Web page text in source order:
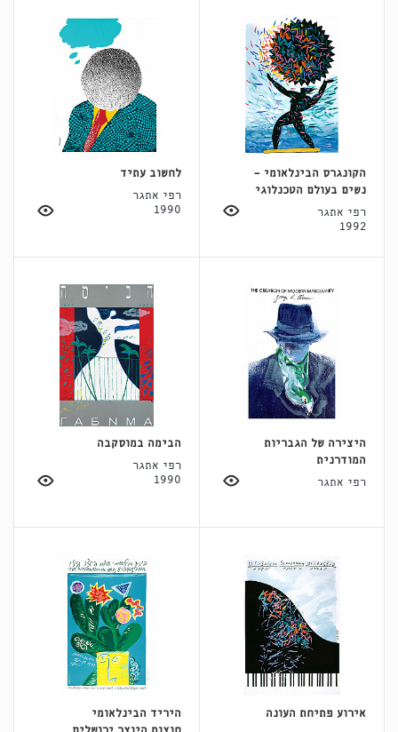
הקונגרס הבינלאומי -
נשים בעולם הטכנלוגי
רפי אתגר
1992
לחשוב עתיד
רפי אתגר
1990
היצירה של הגבריות
המודרנית
רפי אתגר
הבימה במוסקבה
רפי אתגר
1990
אירוע פתיחת העונה
היריד הבינלאומי